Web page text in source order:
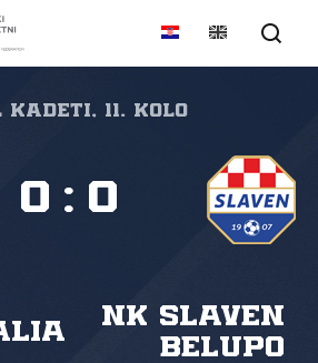
Kadeti, 11. kolo
NK Slaven
Belupo
0 : 0